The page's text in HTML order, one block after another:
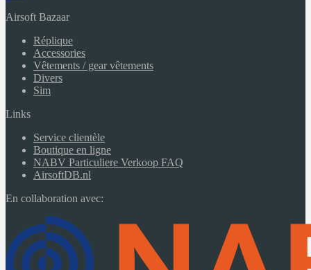
Airsoft Bazaar
Réplique
Accessories
Vêtements / gear vêtements
Divers
Sim
Links
Service clientèle
Boutique en ligne
NABV Particuliere Verkoop FAQ
AirsoftDB.nl
En collaboration avec: